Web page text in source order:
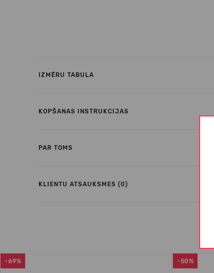
IZMĒRU TABULA
KOPŠANAS INSTRUKCIJAS
PAR TOMS
KLIENTU ATSAUKSMES (0)
-69% -50%